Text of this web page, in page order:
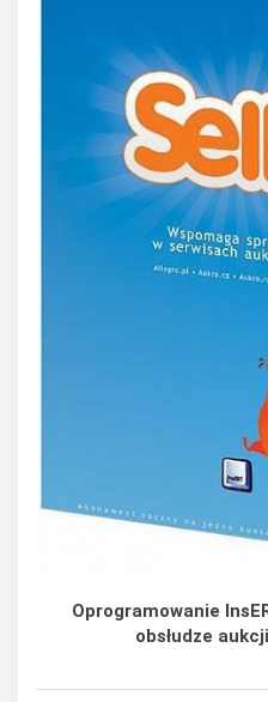
Oprogramowanie
obsłudze